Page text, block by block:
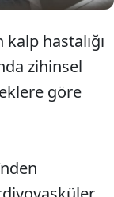
kalp hastalığı
zihinsel
göre